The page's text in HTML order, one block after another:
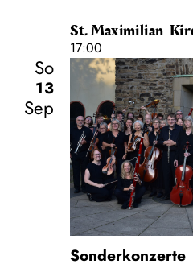
St. Maximilian-
17:00
So
13
Sep
Sonderkonzerte